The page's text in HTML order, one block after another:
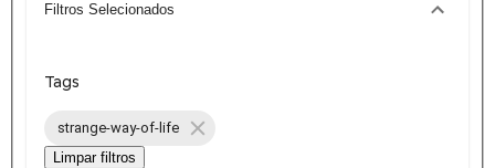
Filtros Selecionados
Tags
strange-way-of-life
Limpar filtros